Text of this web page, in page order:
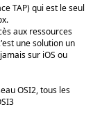
TAP) qui est le seul
aux ressources
une solution un
sur iOS ou
OSI2, tous les